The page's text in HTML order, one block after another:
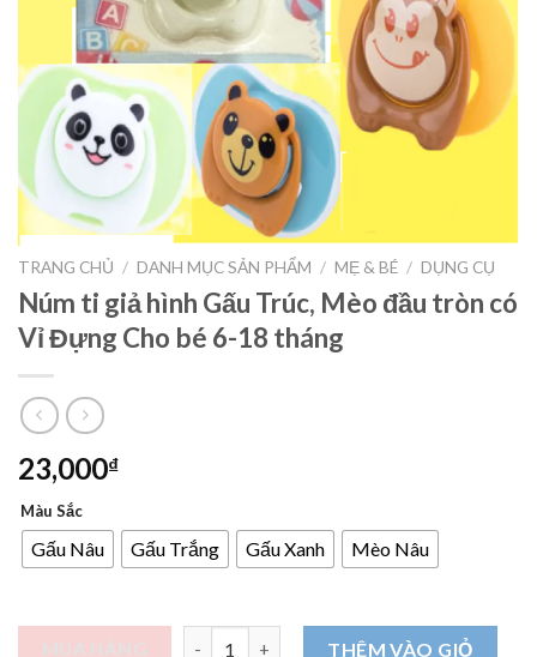
TRANG CHỦ / DANH MỤC SẢN PHẨM / MẸ & BÉ / DỤNG CỤ
Núm ti giả hình Gấu Trúc, Mèo đầu tròn có
Vỉ Đựng Cho bé 6-18 tháng
23,000₫
Màu Sắc
Gấu Nâu Gấu Trắng Gấu Xanh Mèo Nâu
Núm ti giả hình Gấu Trúc, Mèo đầu tròn
THÊM VÀO GIỎ